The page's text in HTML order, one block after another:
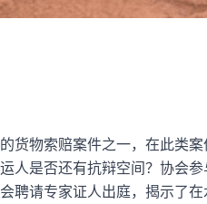
货物索赔案件之一，在此类
人是否还有抗辩空间？协会
聘请专家证人出庭，揭示了